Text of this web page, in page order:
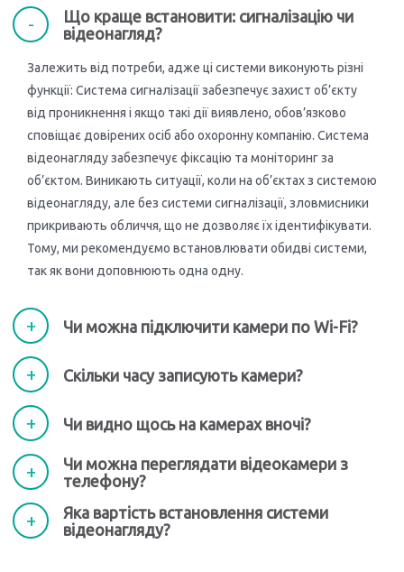
приватних, чи ба навіть
будинків. Це й не дивно, позаяк відеоспостереження –
чи не найпевніший спосіб запобігти будь-яким
злочинним намірам. Компанія Gaziknet пропонує вам
комплексний пакет послуг зі встановлення
налаштування та обслуговування систем
відеонагляду для дому, офісу чи будь-якого іншого
об’єкта в Кам’янка-Бузької ОТГ.
Сфери застосування систем
Відеоспостереження здебільшого необхідне, аби
убезпечити себе від ймовірної шкоди, що її можуть
завдати зловмисники, або мати згоду вчасно
відреагувати на будь-яку непередбачувану ситуацію.
Наприклад, нерідко камери встановлюються для
будинків з власної ініціативи мешканців, які
території не обладнано безпечний паркінг.
Що краще встановити: сигналізацію чи
відеонагляд?
Залежить від потреби, адже ці системи виконують різні
функції: Система сигналізації забезпечує захист об’єкту
від проникнення і якщо такі дії виявлено, обов’язково
сповіщає довірених осіб або охоронну компанію. Система
відеонагляду забезпечує фіксацію та моніторинг за
об’єктом. Виникають ситуації, коли на об’єктах з системою
відеонагляду, але без системи сигналізації, зловмисники
прикривають обличчя, що не дозволяє їх ідентифікувати.
Тому, ми рекомендуємо встановлювати обидві системи,
так як вони доповнюють одна одну.
Чи можна підключити камери по Wi-Fi?
Скільки часу записують камери?
Чи видно щось на камерах вночі?
Чи можна переглядати відеокамери з
телефону?
Яка вартість встановлення системи
відеонагляду?